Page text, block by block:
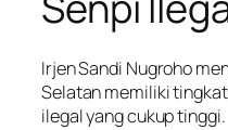
Irjen Sandi Nugroho
Selatan memiliki
ilegal yang cukup tinggi.